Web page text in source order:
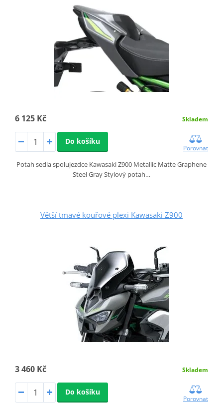
6 125 Kč Skladem
Do košíku
Porovnat
Potah sedla spolujezdce Kawasaki Z900 Metallic Matte Graphene
Steel Gray Stylový potah…
Větší tmavé kouřové plexi Kawasaki Z900
3 460 Kč Skladem
Do košíku
Porovnat